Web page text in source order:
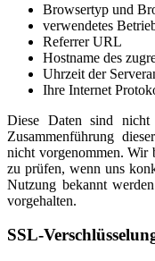
Browsertyp und
verwendetes
Referrer URL
Hostname des
Uhrzeit der
Ihre Internet
Diese Daten sind nicht
Zusammenführung
nicht vorgenommen. Wir
zu prüfen, wenn uns
Nutzung bekannt
vorgehalten.
SSL-